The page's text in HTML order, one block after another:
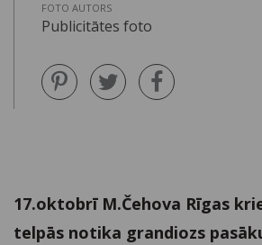
FOTO AUTORS
Publicitātes foto
17.oktobrī M.Čehova Rīgas
telpās notika grandiozs